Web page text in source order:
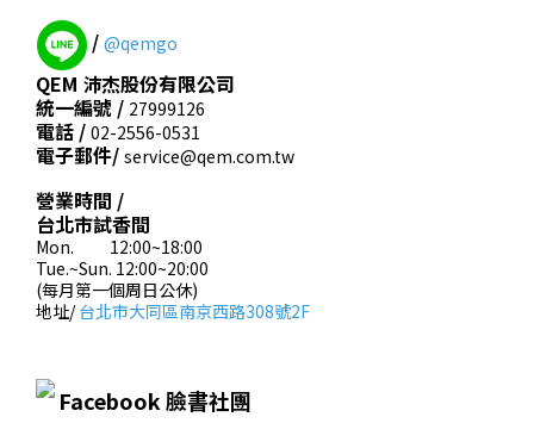
/ @qemgo
QEM 沛杰股份有限公司
統一編號 / 27999126
電話 / 02-2556-0531
電子郵件/ service@qem.com.tw
營業時間 /
台北市試香間
Mon. 12:00~18:00
Tue.~Sun. 12:00~20:00
(每月第一個周日公休)
地址/台北市大同區南京西路308號2F
Facebook 臉書社團